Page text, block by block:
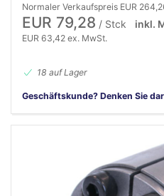
Normaler Verkaufspreis EUR
EUR 79,28 / Stck inkl.
EUR 63,42 ex. MwSt.
18 auf Lager
Geschäftskunde? Denken Sie